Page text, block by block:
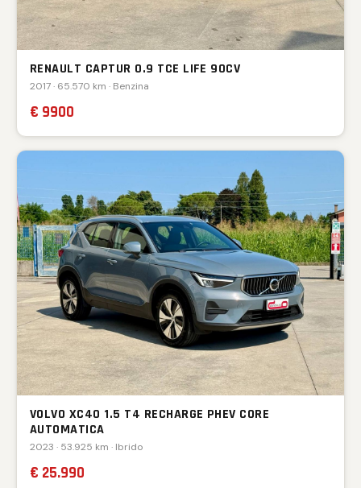
RENAULT CAPTUR 0.9 TCE LIFE 90CV
2017 · 65.570 km · Benzina
€ 9900
VOLVO XC40 1.5 T4 RECHARGE PHEV CORE
AUTOMATICA
2023 · 53.925 km · Ibrido
€ 25.990